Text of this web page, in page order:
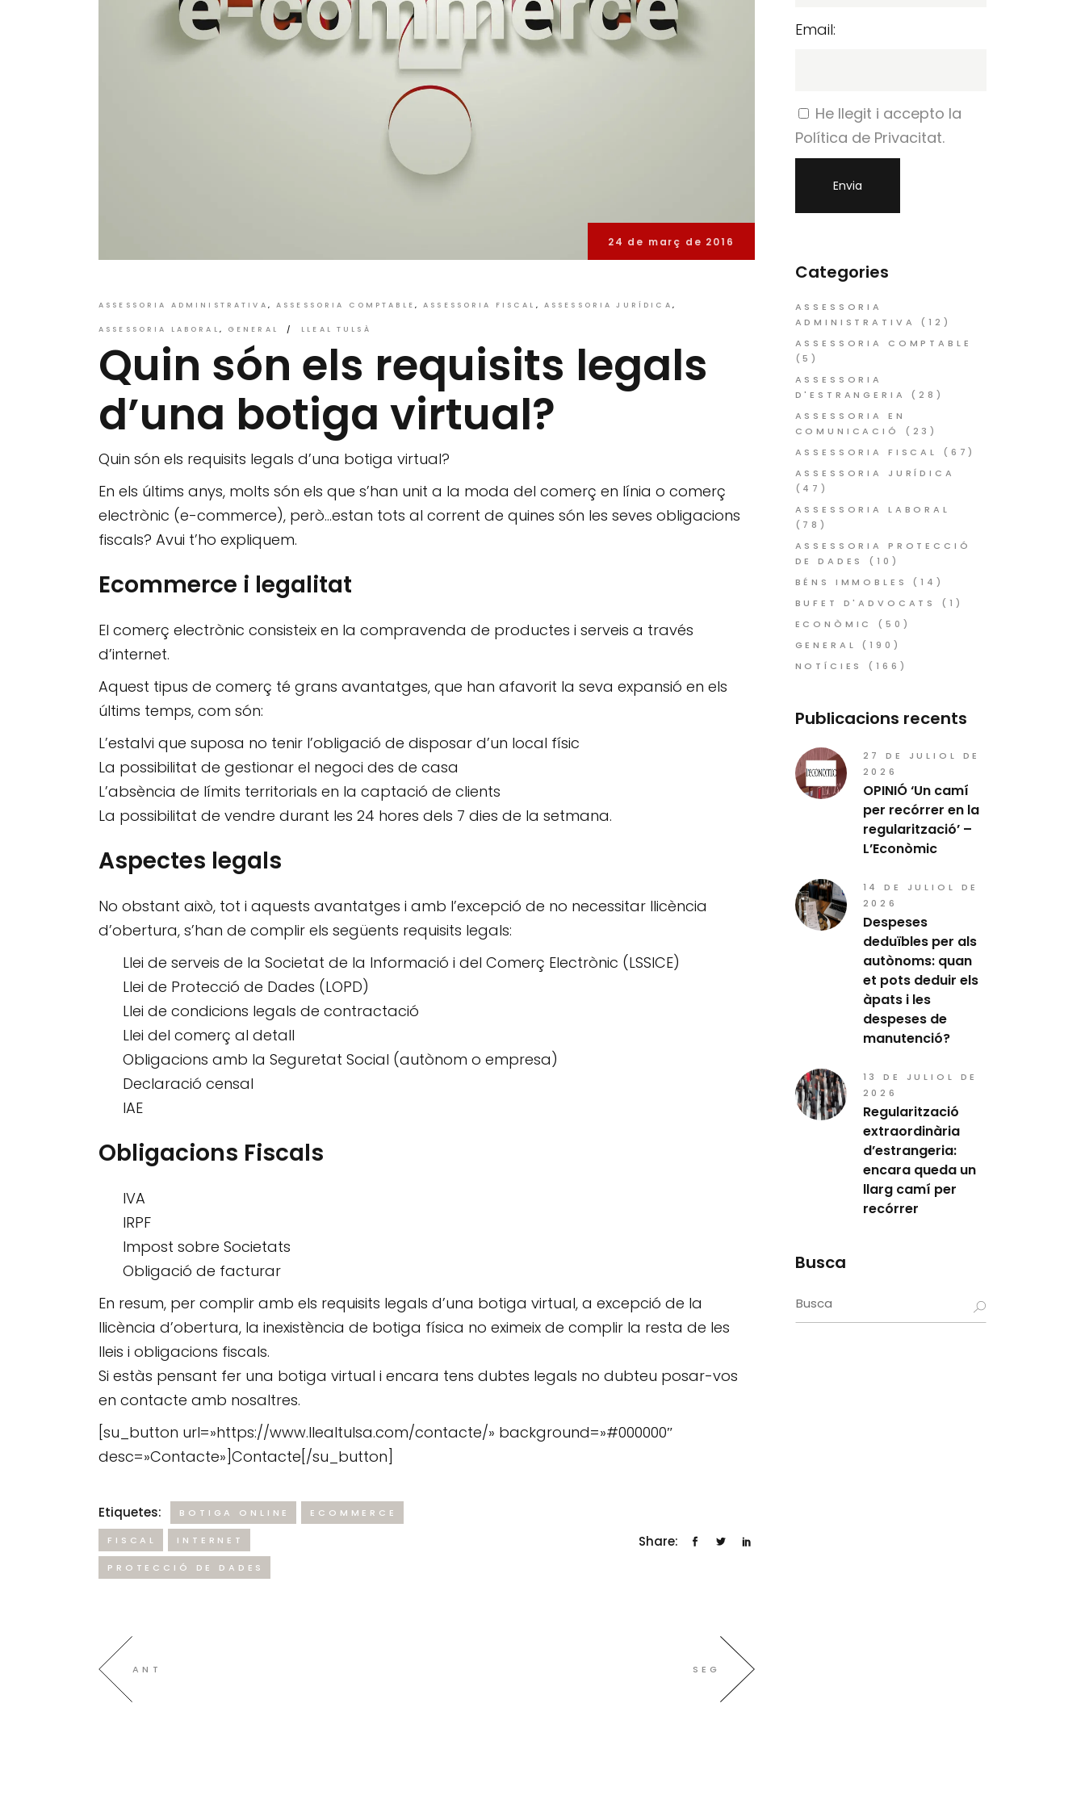
24 de març de 2016
ASSESSORIA ADMINISTRATIVA ASSESSORIA COMPTABLE ASSESSORIA FISCAL ASSESSORIA JURÍDICA
ASSESSORIA LABORAL GENERAL LLEAL TULSÀ
Quin són els requisits legals
d’una botiga virtual?
Quin són els requisits legals d’una botiga virtual?
En els últims anys, molts són els que s’han unit a la moda del comerç en línia o comerç
electrònic (e-commerce), però…estan tots al corrent de quines són les seves obligacions
fiscals? Avui t’ho expliquem.
Ecommerce i legalitat
El comerç electrònic consisteix en la compravenda de productes i serveis a través
d’internet.
Aquest tipus de comerç té grans avantatges, que han afavorit la seva expansió en els
últims temps, com són:
L’estalvi que suposa no tenir l’obligació de disposar d’un local físic
La possibilitat de gestionar el negoci des de casa
L’absència de límits territorials en la captació de clients
La possibilitat de vendre durant les 24 hores dels 7 dies de la setmana.
Aspectes legals
No obstant això, tot i aquests avantatges i amb l’excepció de no necessitar llicència
d’obertura, s’han de complir els següents requisits legals:
Llei de serveis de la Societat de la Informació i del Comerç Electrònic (LSSICE)
Llei de Protecció de Dades (LOPD)
Llei de condicions legals de contractació
Llei del comerç al detall
Obligacions amb la Seguretat Social (autònom o empresa)
Declaració censal
IAE
Obligacions Fiscals
IVA
IRPF
Impost sobre Societats
Obligació de facturar
En resum, per complir amb els requisits legals d’una botiga virtual, a excepció de la
llicència d’obertura, la inexistència de botiga física no eximeix de complir la resta de les
lleis i obligacions fiscals.
Si estàs pensant fer una botiga virtual i encara tens dubtes legals no dubteu posar-vos
en contacte amb nosaltres.
[su_button url=»https://www.llealtulsa.com/contacte/» background=»#000000″
desc=»Contacte»]Contacte[/su_button]
Etiquetes: BOTIGA ONLINE ECOMMERCE
FISCAL INTERNET
PROTECCIÓ DE DADES
Share:
ANT SEG
Email:
He llegit i accepto la
Política de Privacitat.
Categories
ASSESSORIA
ADMINISTRATIVA
(12)
ASSESSORIA COMPTABLE
(5)
ASSESSORIA
D'ESTRANGERIA
(28)
ASSESSORIA EN
COMUNICACIÓ
(23)
ASSESSORIA FISCAL
(67)
ASSESSORIA JURÍDICA
(47)
ASSESSORIA LABORAL
(78)
ASSESSORIA PROTECCIÓ
DE DADES
(10)
BÉNS IMMOBLES
(14)
BUFET D'ADVOCATS
(1)
ECONÒMIC
(50)
GENERAL
(190)
NOTÍCIES
(166)
Publicacions recents
27 DE JULIOL DE
2026
OPINIÓ ‘Un camí
per recórrer en la
regularització’ –
L’Econòmic
14 DE JULIOL DE
2026
Despeses
deduïbles per als
autònoms: quan
et pots deduir els
àpats i les
despeses de
manutenció?
13 DE JULIOL DE
2026
Regularització
extraordinària
d’estrangeria:
encara queda un
llarg camí per
recórrer
Busca
Search
for: